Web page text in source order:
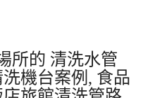
所的 清洗水管
機台案例, 食品